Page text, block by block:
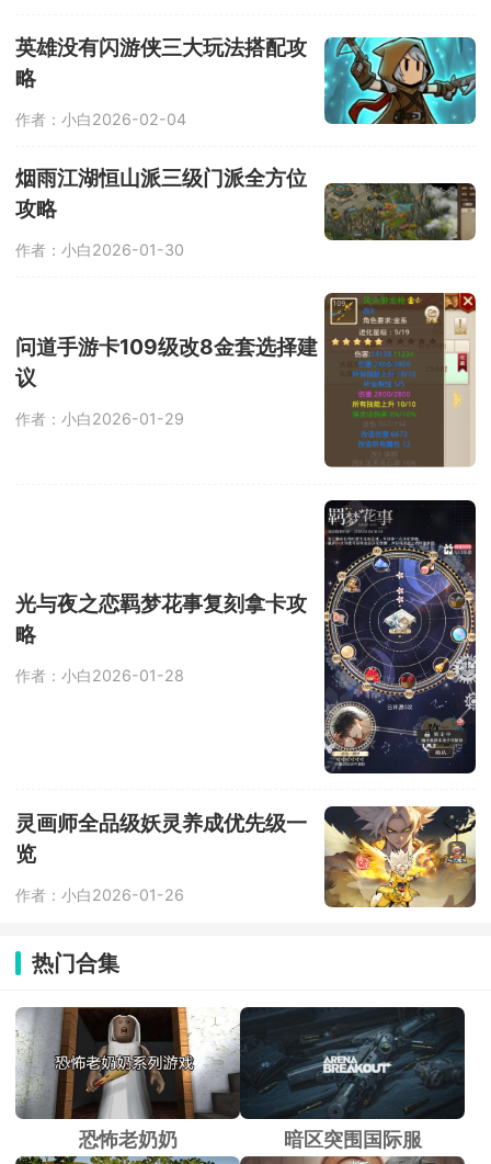
英雄没有闪游侠三大玩法搭配攻
略
作者：小白2026-02-04
烟雨江湖恒山派三级门派全方位
攻略
作者：小白2026-01-30
问道手游卡109级改8金套选择建
议
作者：小白2026-01-29
光与夜之恋羁梦花事复刻拿卡攻
略
作者：小白2026-01-28
灵画师全品级妖灵养成优先级一
览
作者：小白2026-01-26
热门合集
恐怖老奶奶 暗区突围国际服